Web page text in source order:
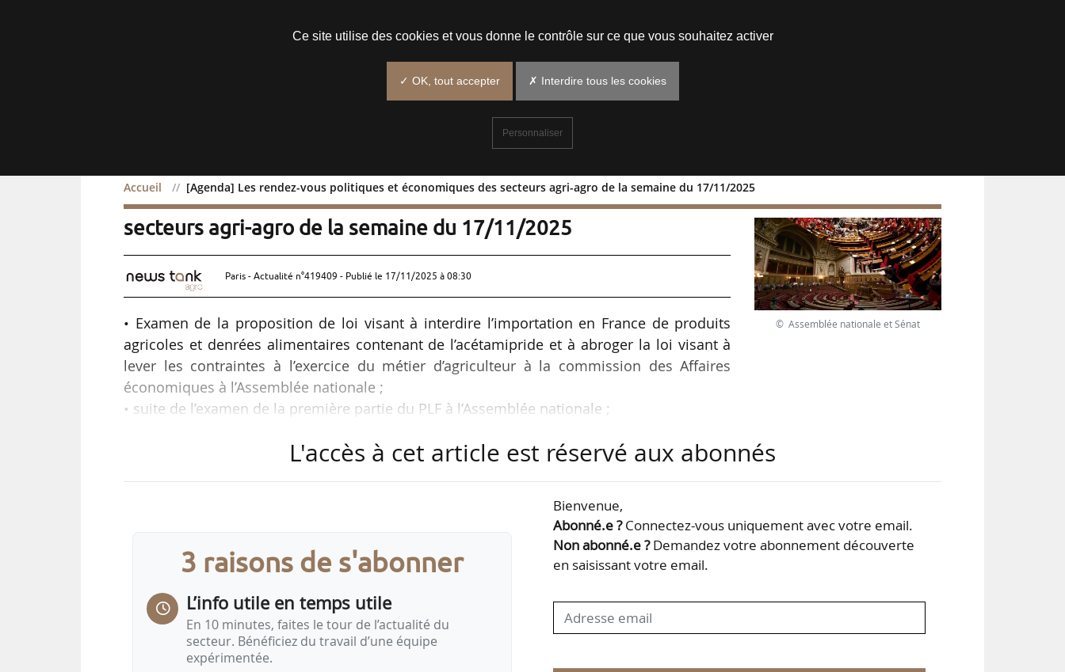
Accueil [Agenda] Les rendez-vous politiques et économiques des secteurs agri-agro de la semaine du 17/11/2025
[Agenda] Les rendez-vous politiques et économiques des
secteurs agri-agro de la semaine du 17/11/2025
Paris - Actualité n°419409 - Publié le 17/11/2025 à 08:30
• Examen de la proposition de loi visant à interdire l’importation en France de produits
agricoles et denrées alimentaires contenant de l’acétamipride et à abroger la loi visant à
lever les contraintes à l’exercice du métier d’agriculteur à la commission des Affaires
économiques à l’Assemblée nationale ;
• suite de l’examen de la première partie du PLF à l’Assemblée nationale ;
• audition d’Annie Genevard par la commission des Affaires économiques, dans le cadre
Tels sont les principaux rendez-vous politiques et économiques des secteurs agricole et
agroalimentaire repérés par News Tank pour la semaine du 17/11/2025.
À l’Assemblée…
© Assemblée nationale et Sénat
L'accès à cet article est réservé aux abonnés
3 raisons de s'abonner
L’info utile en temps utile
En 10 minutes, faites le tour de l’actualité du
secteur. Bénéficiez du travail d’une équipe
expérimentée.
Bienvenue,
Abonné.e ?Connectez-vous uniquement avec votre email.
Non abonné.e ?Demandez votre abonnement découverte
en saisissant votre email.
Ce site utilise des cookies et vous donne le contrôle sur ce que vous souhaitez activer
✓ OK, tout accepter ✗ Interdire tous les cookies
Personnaliser